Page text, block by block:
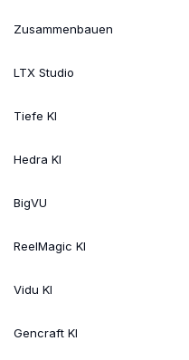
Zusammenbauen
LTX Studio
Tiefe KI
Hedra KI
BigVU
ReelMagic KI
Vidu KI
Gencraft KI